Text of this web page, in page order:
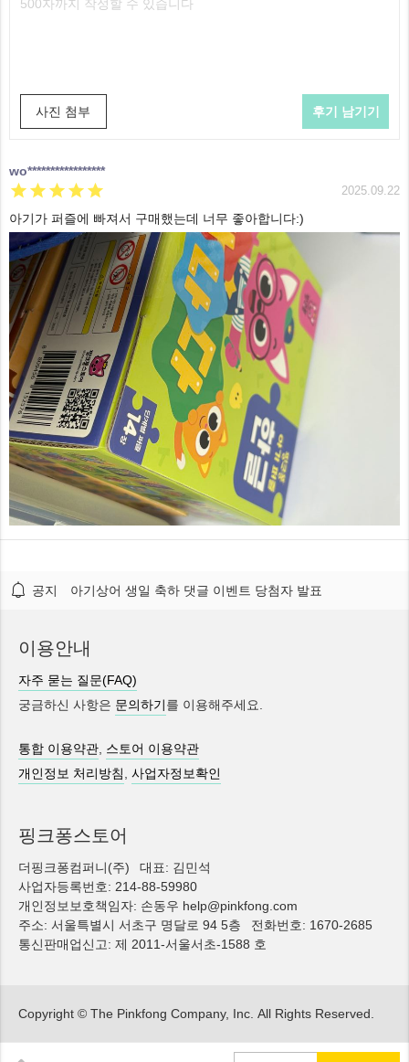
사진 첨부
wo*****************
 2025.09.22
아기가 퍼즐에 빠져서 구매했는데 너무 좋아합니다:)
공지 아기상어 생일 축하 댓글 이벤트 당첨자 발표
이용안내
자주 묻는 질문(FAQ)
궁금하신 사항은 문의하기를 이용해주세요.
통합 이용약관 스토어 이용약관
개인정보 처리방침
,사업자정보확인
핑크퐁스토어
더핑크퐁컴퍼니(주)
대표: 김민석
사업자등록번호: 214-88-59980
개인정보보호책임자: 손동우 help@pinkfong.com
주소: 서울특별시 서초구 명달로 94 5층
전화번호: 1670-2685
통신판매업신고: 제 2011-서울서초-1588 호
Copyright © The Pinkfong Company, Inc. All Rights Reserved.